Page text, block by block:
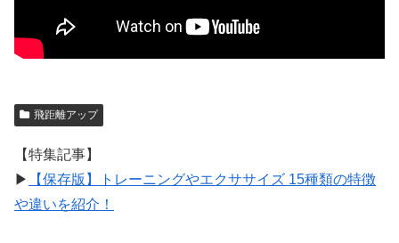
飛距離アップ
【特集記事】
▶︎
【保存版】トレーニングやエクササイズ 15種類の特徴
や違いを紹介！